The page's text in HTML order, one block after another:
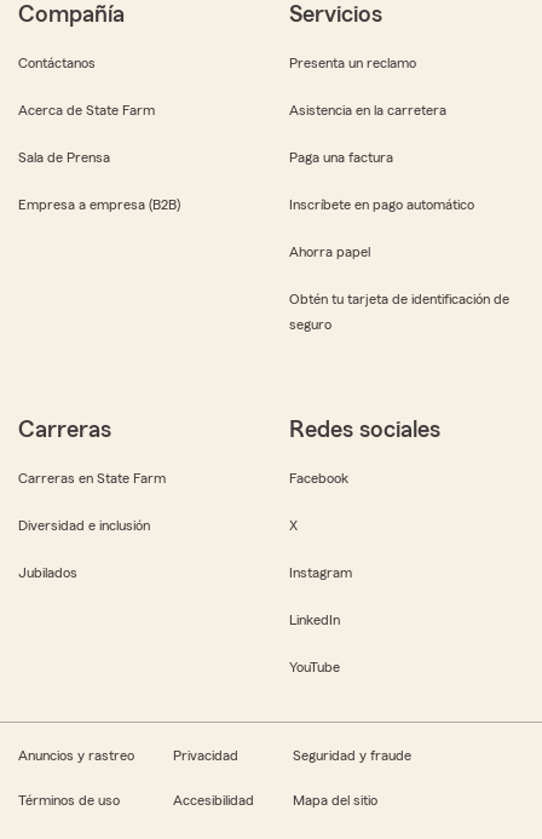
Compañía
Contáctanos
Acerca de State Farm
Sala de Prensa
Empresa a empresa (B2B)
Servicios
Presenta un reclamo
Asistencia en la carretera
Paga una factura
Inscríbete en pago automático
Ahorra papel
Obtén tu tarjeta de identificación de
seguro
Carreras
Carreras en State Farm
Diversidad e inclusión
Jubilados
Redes sociales
Facebook
X
Instagram
LinkedIn
YouTube
Anuncios y rastreo Privacidad Seguridad y fraude
Términos de uso Accesibilidad Mapa del sitio